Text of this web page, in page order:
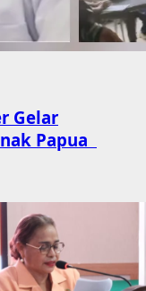
Gelar
Papua